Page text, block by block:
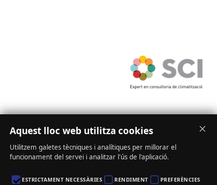
Ctra N-II – Km. 486,2, nº 6 – 25241 Golmés | Mollerussa (Lleida) | Tel.
973 60 10 32 fridecal@fridecal.es
Aquest lloc web utilitza cookies
Utilitzem galetes tècniques i analítiques per millorar el
funcionament del servei i analitzar l'ús de l'aplicació.
ESTRICTAMENT NECESSÀRIES RENDIMENT PREFERÈNCIES